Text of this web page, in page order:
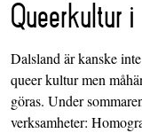
Queerkultur i
Dalsland är kanske
queer kultur men
göras. Under
verksamheter: